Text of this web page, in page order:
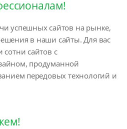
успешных сайтов на рынке,
в наши сайты. Для вас
сотни сайтов с
продуманной
передовых технологий и